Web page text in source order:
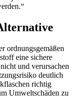
ordnungsgemäßen
eine sichere
und verursachen
deutlich
richtig
Umweltschäden zu